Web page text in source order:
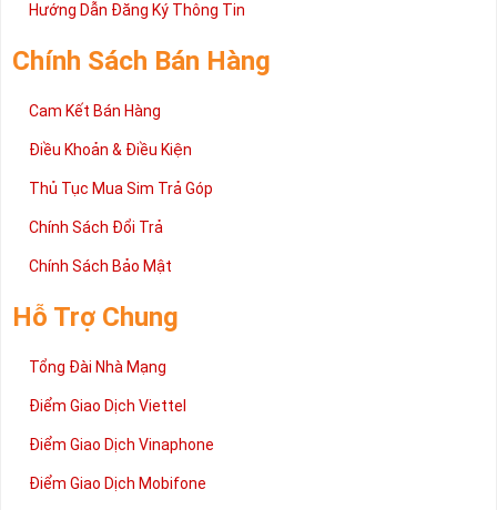
2 đang được rất nhiều khách hàng tin tưởng lựa chọn trên thị
cấp trong bài viết này sẽ giúp bạn hiểu rõ ý nghĩa và các bước đặt
mua sim số tại Sim Tiền Giang nhanh chóng nhất.
Chúc quý khách tìm được chiếc sim Tứ quý 2 như ý!
Hướng Dẫn Đăng Ký Thông Tin
Chính Sách Bán Hàng
Cam Kết Bán Hàng
Điều Khoản & Điều Kiện
Thủ Tục Mua Sim Trả Góp
Chính Sách Đổi Trả
Chính Sách Bảo Mật
Hỗ Trợ Chung
Tổng Đài Nhà Mạng
Điểm Giao Dịch Viettel
Điểm Giao Dịch Vinaphone
Điểm Giao Dịch Mobifone